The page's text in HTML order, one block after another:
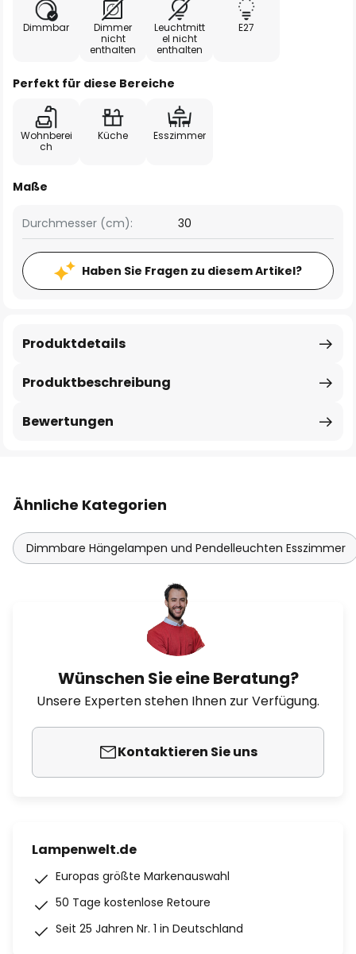
Dimmbar
Dimmer
nicht
enthalten
Leuchtmitt
el nicht
enthalten
E27
Perfekt für diese Bereiche
Wohnberei
ch
Küche Esszimmer
Maße
Durchmesser (cm): 30
Haben Sie Fragen zu diesem Artikel?
Produktbeschreibung
Produktdetails
Bewertungen
Ähnliche Kategorien
Dimmbare Hängelampen und Pendelleuchten Esszimmer
Wünschen Sie eine Beratung?
Unsere Experten stehen Ihnen zur Verfügung.
Kontaktieren Sie uns
Lampenwelt.de
Europas größte Markenauswahl
50 Tage kostenlose Retoure
Seit 25 Jahren Nr. 1 in Deutschland